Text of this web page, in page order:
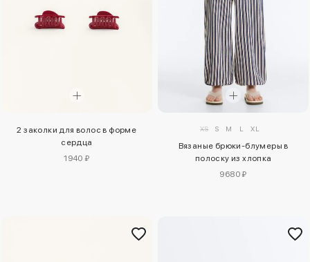
2 заколки для волос в форме
сердца
1940 ₽
XS S M L XL
Вязаные брюки-блумеры в
полоску из хлопка
9680 ₽